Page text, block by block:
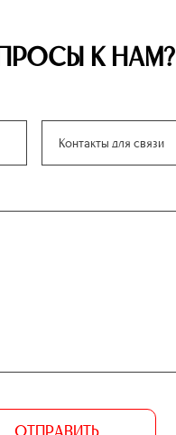
К НАМ?